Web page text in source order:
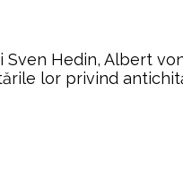
Hedin, Albert
lor privind